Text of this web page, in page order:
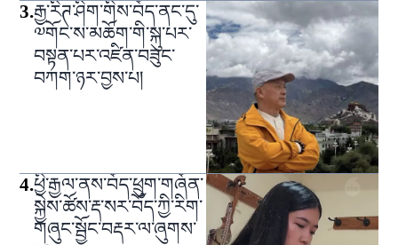
3.རྒྱ་རིཊ་ཤིག་གིས་བོད་ནང་དུ་
༧གོང་ས་མཆོག་གི་སྐུ་པར་
བསྟན་པར་འཛིན་བཟུང་
བཀག་ཉར་བྱས་པ།
4.ཕྱི་རྒྱལ་ནས་བོད་ཕྲུག་གཞོན་
སྐྱེས་ཚོས་རྡ་སར་བོད་ཀྱི་རིག་
གཞུང་སྦྱོང་བརྡར་ལ་ཞུགས་